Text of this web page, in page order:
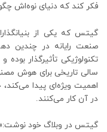
فکر کند که دنیای نوه‌اش
گیتس که یکی از
صنعت رایانه در چندین
سالی تاریخی برای هوش
اهمیت ویژه‌ای پیدا
در آن کار می‌کنند.
گیتس در وبلاگ خود